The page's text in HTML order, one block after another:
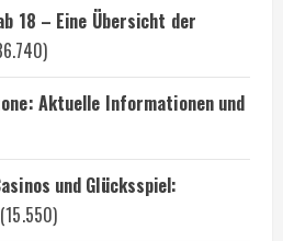
18 – Eine Übersicht der
Aktuelle Informationen und
und Glücksspiel:
(15.550)